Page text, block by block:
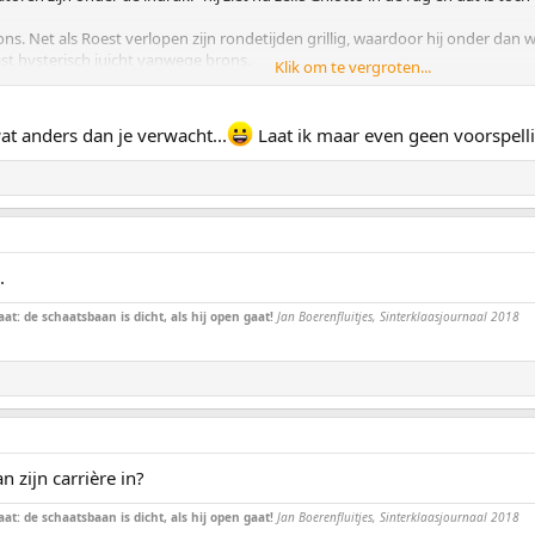
Net als Roest verlopen zijn rondetijden grillig, waardoor hij onder dan
hysterisch juicht vanwege brons.
reflectie op zijn fantastische race gooit Van der Poel in zijn interview
Het interview met Jorrit Bergsma bevat weinig
blijft toch een tikje teleurgesteld. Verder stelt Maalderink aan
was er het gedoe rond het niet selecteren van jou voor de 1500 meter
door de Nederlanders. Kunnen we nu concluderen dat deze
jullie morgen niet te kijken.
Klik om te vergroten...
anders dan je verwacht... Laat ik maar even geen
de schaatsbaan is dicht, als hij open gaat! Jan Boerenfluitjes, Sinterklaasjournaal 2018
zijn carrière in?
de schaatsbaan is dicht, als hij open gaat! Jan Boerenfluitjes, Sinterklaasjournaal 2018